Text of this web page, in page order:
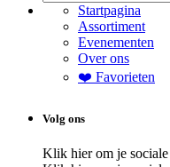
Startpagina
Assortiment
Evenementen
Over ons
❤️ Favorieten
Volg ons
Klik hier om je